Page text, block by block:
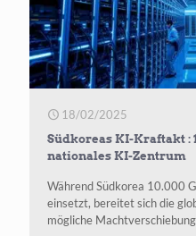
18/02/2025
Südkoreas KI-Kraftakt :
nationales KI-Zentrum
Während Südkorea 10.000
einsetzt, bereitet sich die
mögliche